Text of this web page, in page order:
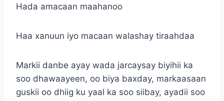
Hada amacaan maahanoo
Haa xanuun iyo macaan walashay tiraahdaa
Markii danbe ayay wada jarcaysay biyihii ka
soo dhawaayeen, oo biya baxday, markaasaan
guskii oo dhiig ku yaal ka soo siibay, ayadii soo